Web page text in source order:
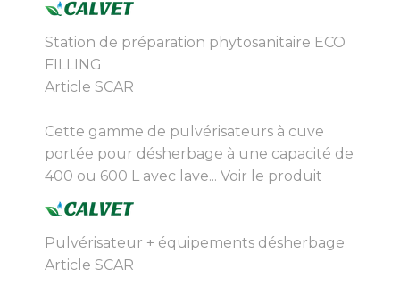
Station de préparation phytosanitaire ECO
FILLING
Article SCAR
Cette gamme de pulvérisateurs à cuve
portée pour désherbage à une capacité de
400 ou 600 L avec lave... Voir le produit
Pulvérisateur + équipements désherbage
Article SCAR